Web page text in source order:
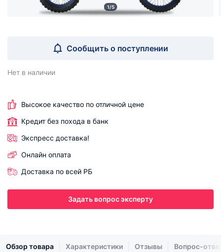
1/5
Сообщить о поступлении
Нет в наличии
Высокое качество по отличной цене
Кредит без похода в банк
Экспресс доставка!
Онлайн оплата
Доставка по всей РБ
Задать вопрос эксперту
Обзор товара Характеристики Отзывы Вопрос-